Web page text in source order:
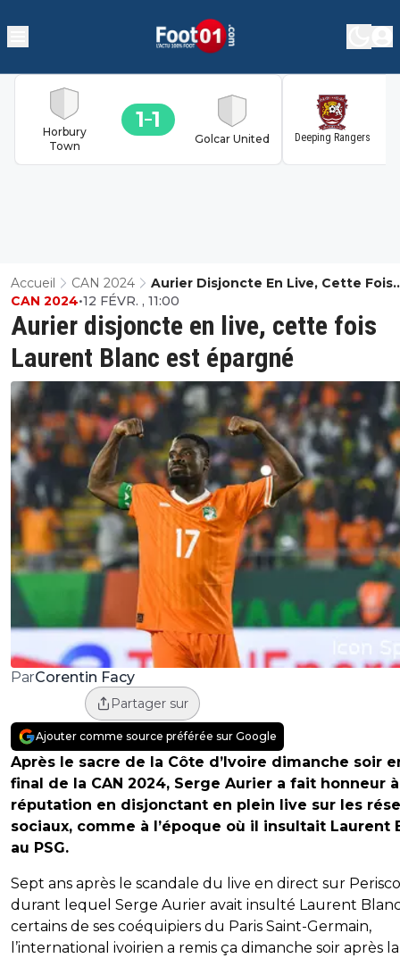
Horbury
Town
1 1
Golcar United Deeping Rangers
Accueil CAN 2024
Aurier Disjoncte En Live, Cette Fois
Laurent Blanc Est Épargné
Aurier disjoncte en live, cette fois
Laurent Blanc est épargné
CAN 2024•12 FÉVR. , 11:00
ParCorentin Facy
Partager sur
Ajouter comme source préférée sur Google
Après le sacre de la Côte d’Ivoire dimanche soir
final de la CAN 2024, Serge Aurier a fait honneur
réputation en disjonctant en plein live sur les
sociaux, comme à l’époque où il insultait Laurent
au PSG.
Sept ans après le scandale du live en direct sur
durant lequel Serge Aurier avait insulté Laurent
certains de ses coéquipiers du Paris Saint-Germain,
l’international ivoirien a remis ça dimanche soir après la